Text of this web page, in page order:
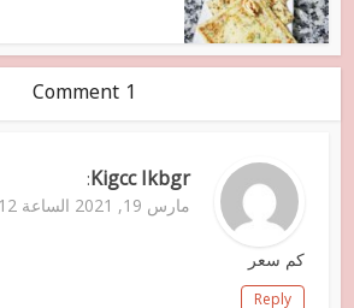
1 Comment
Kigcc Ikbgr
:
مارس 19, 2021 الساعة 9:12 م
كم سعر
Reply